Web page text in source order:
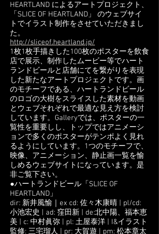
HEARTLAND によるアートプロジェクト、
「SLICE OF HEARTLAND」 のウェブサイ
トでイラスト制作をさせていただきまし
た。
http://sliceof.heartland.jp/
1枚1枚手描きした100枚のポスターを飲食
店で展示、制作したムービー等でハート
ランドビールと店舗にてを繋がりを表現
した新たなアートプロジェクトです。画
のモチーフである、ハートランドビール
のロゴの大樹をスライスした素材を動画
とウェブそれぞれで最適な見え方を検討
しています。Galleryでは、ポスターの一
覧性を重要しし、トップではアニメーシ
ョンで多くのポスターがテンポよく見れ
るようにしています。1つのモチーフで、
映像、アニメーション、静止画一覧を愉
しめるウェブサイトになっています。是
非ご覧下さい。
●ハートランドビール「SLICE OF
HEARTLAND」
dir: 新井風愉｜ex cd: 佐々木康晴 | pl/cd:
小池宏史 | ad: 窪田新 | de:北中陽、福本恵
美 | c: 中村眞弥 | pl: 土屋泰洋 | I&イラスト
監修: 三宅瑠人 | pr: 大賀遊 | pm: 松本章太